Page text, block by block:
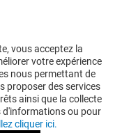
vous acceptez la
votre expérience
nous permettant de
proposer des services
ainsi que la collecte
d'informations ou pour
cliquer ici.